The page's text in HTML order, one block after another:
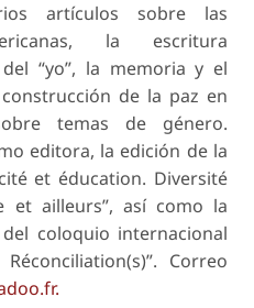
artículos sobre las
la escritura
“yo”, la memoria y el
de la paz en
temas de género.
editora, la edición de la
et éducation. Diversité
et ailleurs”, así como la
coloquio internacional
Correo